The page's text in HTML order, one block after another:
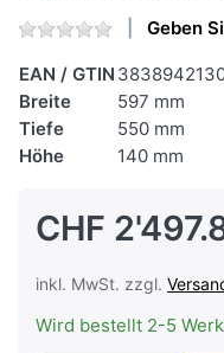
Geben
EAN / GTIN
Breite
597 mm
Tiefe
550 mm
Höhe
140 mm
CHF
inkl. MwSt. zzgl.
Wird bestellt 2-5